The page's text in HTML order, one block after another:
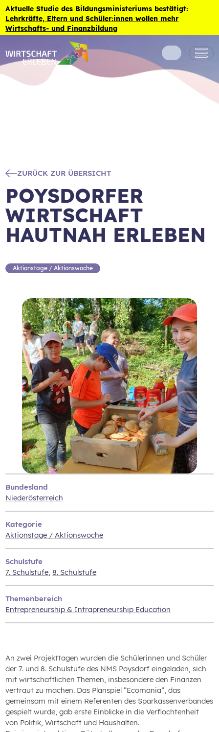
Zum Inhalt der Seite springen
Aktuelle Studie des Bildungsministeriums bestätigt:
Lehrkräfte, Eltern und Schüler:innen wollen mehr
Wirtschafts- und Finanzbildung
ZURÜCK ZUR ÜBERSICHT
POYSDORFER
WIRTSCHAFT
HAUTNAH ERLEBEN
Aktionstage / Aktionswoche
Bundesland
Niederösterreich
Kategorie
Aktionstage / Aktionswoche
Schulstufe
7. Schulstufe, 8. Schulstufe
Themenbereich
Entrepreneurship & Intrapreneurship Education
An zwei Projekttagen wurden die Schülerinnen und Schüler
der 7. und 8. Schulstufe des NMS Poysdorf eingeladen, sich
mit wirtschaftlichen Themen, insbesondere den Finanzen
vertraut zu machen. Das Planspiel “Ecomania”, das
gemeinsam mit einem Referenten des Sparkassenverbandes
gespielt wurde, gab erste Einblicke in die Verflochtenheit
von Politik, Wirtschaft und Haushalten.